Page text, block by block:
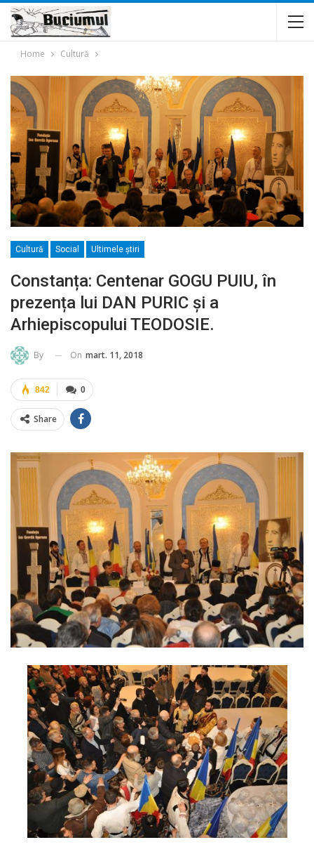
Home Cultură
Cultură Social Ultimele ştiri
Constanța: Centenar GOGU PUIU, în
prezența lui DAN PURIC și a
Arhiepiscopului TEODOSIE.
By On mart. 11, 2018
0
842
Share